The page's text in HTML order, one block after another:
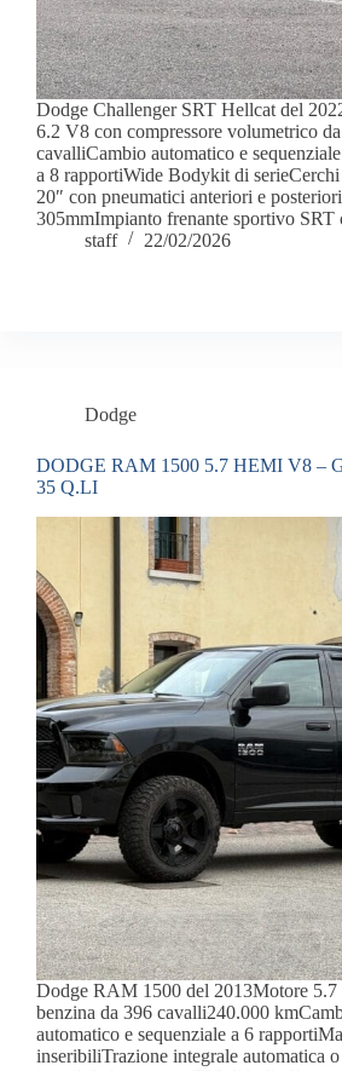
Dodge Challenger SRT Hellcat del
6.2 V8 con compressore volumetrico
cavalliCambio automatico e
a 8 rapportiWide Bodykit di serieCerchi
20″ con pneumatici anteriori e
305mmImpianto frenante sportivo
staff
22/02/2026
Dodge
DODGE RAM 1500 5.7 HEMI V8 –
35 Q.LI
Dodge RAM 1500 del 2013Motore
benzina da 396 cavalli240.000
automatico e sequenziale a 6
inseribiliTrazione integrale automatica o